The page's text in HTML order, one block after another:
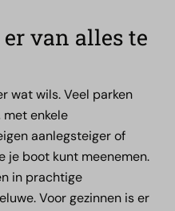
van alles te
wat wils. Veel parken
enkele
aanlegsteiger of
je boot kunt meenemen.
in prachtige
Voor gezinnen is er